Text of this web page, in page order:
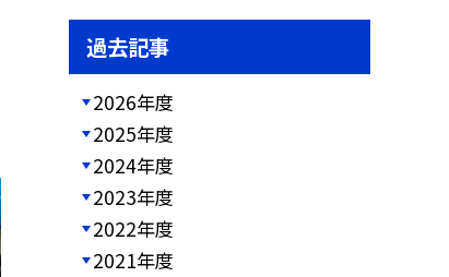
過去記事
2026年度
2025年度
2024年度
2023年度
2022年度
2021年度